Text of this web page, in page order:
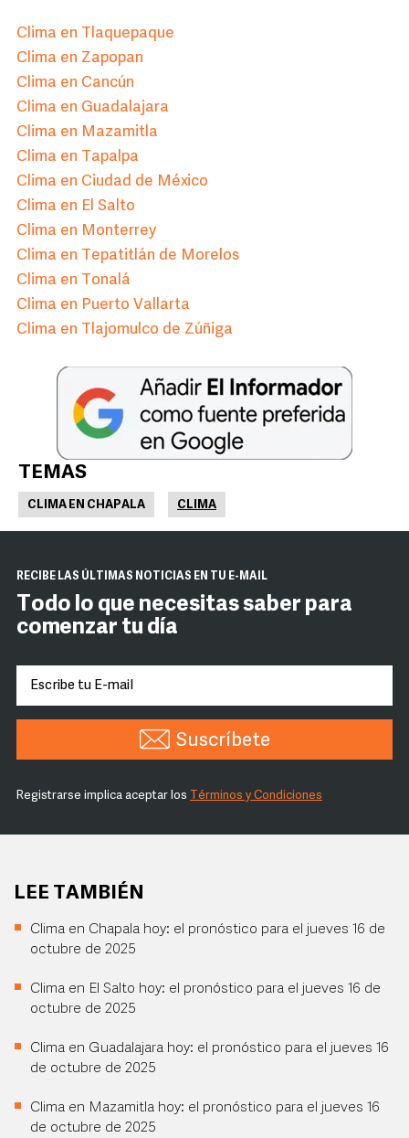
Clima en Tlaquepaque
Clima en Zapopan
Clima en Cancún
Clima en Guadalajara
Clima en Mazamitla
Clima en Tapalpa
Clima en Ciudad de México
Clima en El Salto
Clima en Monterrey
Clima en Tepatitlán de Morelos
Clima en Tonalá
Clima en Puerto Vallarta
Clima en Tlajomulco de Zúñiga
TEMAS
CLIMA EN CHAPALA CLIMA
RECIBE LAS ÚLTIMAS NOTICIAS EN TU E-MAIL
Todo lo que necesitas saber para
comenzar tu día
Suscríbete
Registrarse implica aceptar los Términos y Condiciones
LEE TAMBIÉN
Clima en Chapala hoy: el pronóstico para el jueves 16 de
octubre de 2025
Clima en El Salto hoy: el pronóstico para el jueves 16 de
octubre de 2025
Clima en Guadalajara hoy: el pronóstico para el jueves 16
de octubre de 2025
Clima en Mazamitla hoy: el pronóstico para el jueves 16
de octubre de 2025